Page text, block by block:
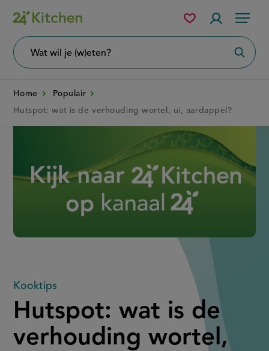
Overslaan
en
naar
Menu
wil
Mijn
bewaarde
Home
Populair
Hutspot: wat is de verhouding wortel, ui, aardappel?
Hutspot:
wat
Kooktips
Hutspot: wat is de
verhouding wortel,